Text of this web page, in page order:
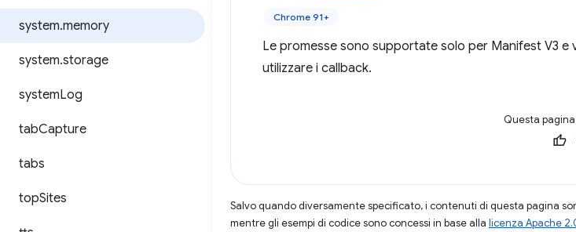
system.memory
system.storage
systemLog
tabCapture
tabs
topSites
Chrome 91+
Le promesse sono supportate solo per Manifest V3
utilizzare i callback.
Questa
Salvo quando diversamente specificato, i contenuti di questa pagina
mentre gli esempi di codice sono concessi in base alla licenza Apache